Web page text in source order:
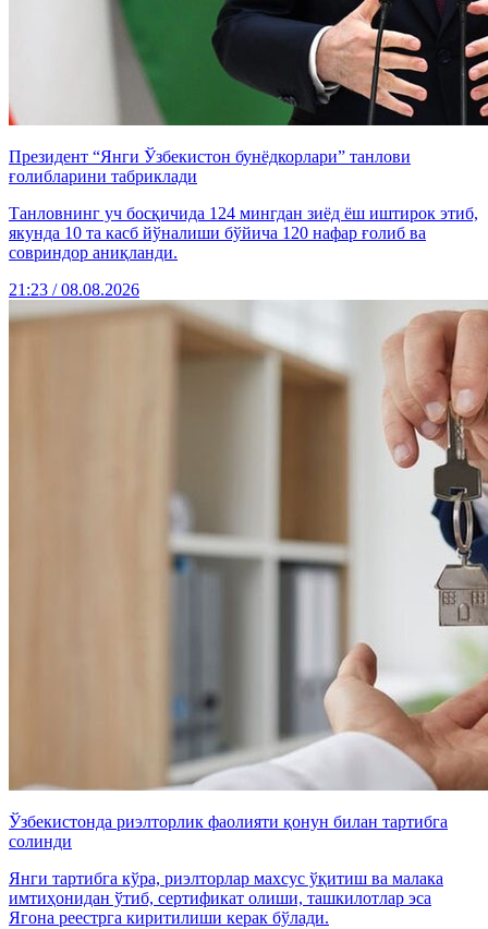
Президент “Янги Ўзбекистон бунёдкорлари” танлови
ғолибларини табриклади
Танловнинг уч босқичида 124 мингдан зиёд ёш иштирок этиб,
якунда 10 та касб йўналиши бўйича 120 нафар ғолиб ва
совриндор аниқланди.
21:23 / 08.08.2026
Ўзбекистонда риэлторлик фаолияти қонун билан тартибга
солинди
Янги тартибга кўра, риэлторлар махсус ўқитиш ва малака
имтиҳонидан ўтиб, сертификат олиши, ташкилотлар эса
Ягона реестрга киритилиши керак бўлади.